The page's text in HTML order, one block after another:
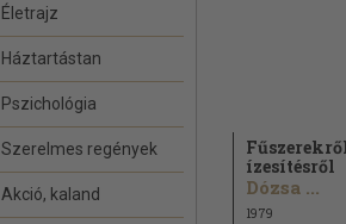
Életrajz
Háztartástan
Pszichológia
Szerelmes regények
Akció, kaland
ízesítésről
Dózsa ...
1979